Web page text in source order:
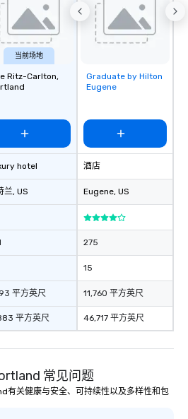
当前场地
Ritz-Carlton,
hotel
兰, US
平方英尺
平方英尺
Removed from
favorites
Graduate by Hilton
Eugene
酒店
Eugene, US
275
15
11,760 平方英尺
46,717 平方英尺
常见问题
有关健康与安全、可持续性以及多样性和包